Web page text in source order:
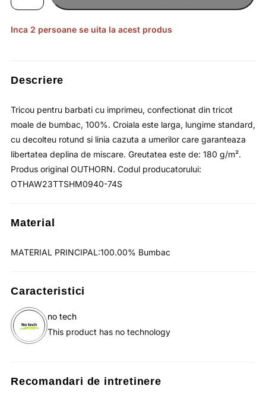
din
bumbac
imprimeu
si
Inca 2 persoane se uita la acest produs
Descriere
Tricou pentru barbati cu imprimeu, confectionat din tricot
moale de bumbac, 100%. Croiala este larga, lungime standard,
cu decolteu rotund si linia cazuta a umerilor care garanteaza
libertatea deplina de miscare. Greutatea este de: 180 g/m².
Produs original OUTHORN. Codul producatorului:
OTHAW23TTSHM0940-74S
Material
MATERIAL PRINCIPAL:100.00% Bumbac
Caracteristici
no tech
This product has no technology
Recomandari de intretinere